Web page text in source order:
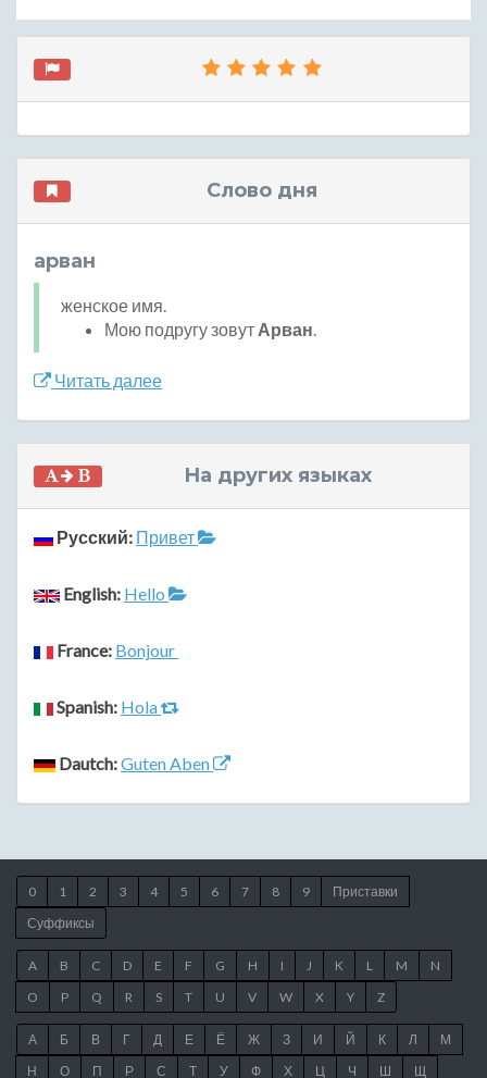
Слово дня
арван
женское имя.
Мою подругу зовут Арван.
Читать далее
На других языках
Русский: Привет
English: Hello
France: Bonjour
Spanish: Hola
Dautch:Guten Aben
0 1 2 3 4 5 6 7 8 9
Приставки
Суффиксы
A B C D E F G H I J K L M
N
O
P Q R S T U V W X Y Z
А Б В Г Д Е Ё Ж З И Й К Л
М
Н
О П Р С Т У Ф Х Ц Ч Ш Щ